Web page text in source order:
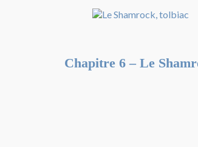
Chapitre 6 – Le